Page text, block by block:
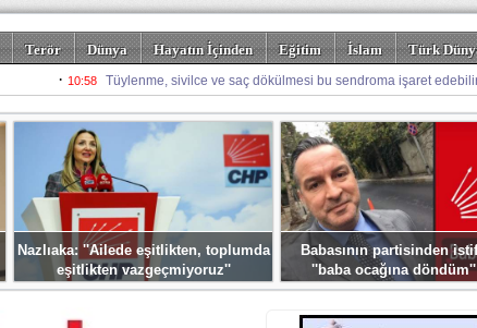
Terör Dünya Hayatın İçinden Eğitim İslam Türk
Turizm Spor Misafir Kalem Foto Galeriler
Nazlıaka: ''Ailede eşitlikten, toplumda
eşitlikten vazgeçmiyoruz''
Babasının partisinden
''baba ocağına